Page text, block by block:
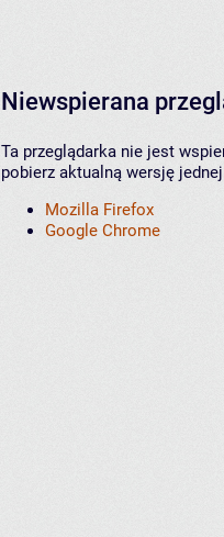
Niewspierana
Ta przeglądarka nie jest
pobierz aktualną wersję
Mozilla Firefox
Google Chrome